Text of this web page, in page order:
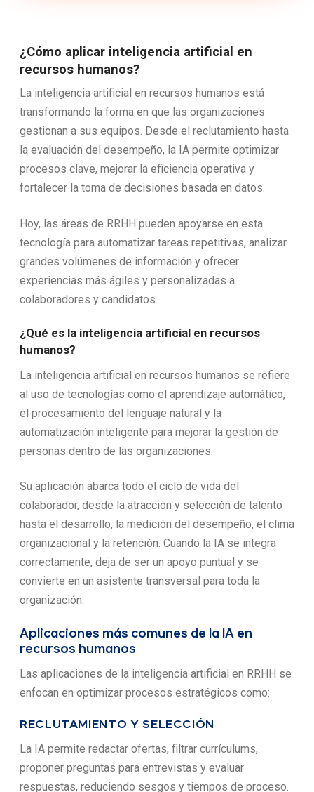
¿Cómo aplicar inteligencia artificial en
recursos humanos?
La inteligencia artificial en recursos humanos está
transformando la forma en que las organizaciones
gestionan a sus equipos. Desde el reclutamiento hasta
la evaluación del desempeño, la IA permite optimizar
procesos clave, mejorar la eficiencia operativa y
fortalecer la toma de decisiones basada en datos.
Hoy, las áreas de RRHH pueden apoyarse en esta
tecnología para automatizar tareas repetitivas, analizar
grandes volúmenes de información y ofrecer
experiencias más ágiles y personalizadas a
colaboradores y candidatos
¿Qué es la inteligencia artificial en recursos
humanos?
La inteligencia artificial en recursos humanos se refiere
al uso de tecnologías como el aprendizaje automático,
el procesamiento del lenguaje natural y la
automatización inteligente para mejorar la gestión de
personas dentro de las organizaciones.
Su aplicación abarca todo el ciclo de vida del
colaborador, desde la atracción y selección de talento
hasta el desarrollo, la medición del desempeño, el clima
organizacional y la retención. Cuando la IA se integra
correctamente, deja de ser un apoyo puntual y se
convierte en un asistente transversal para toda la
organización.
Aplicaciones más comunes de la IA en
recursos humanos
Las aplicaciones de la inteligencia artificial en RRHH se
enfocan en optimizar procesos estratégicos como:
RECLUTAMIENTO Y SELECCIÓN
La IA permite redactar ofertas, filtrar currículums,
proponer preguntas para entrevistas y evaluar
respuestas, reduciendo sesgos y tiempos de proceso.